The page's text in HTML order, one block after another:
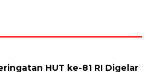
HUT ke-81 RI Digelar